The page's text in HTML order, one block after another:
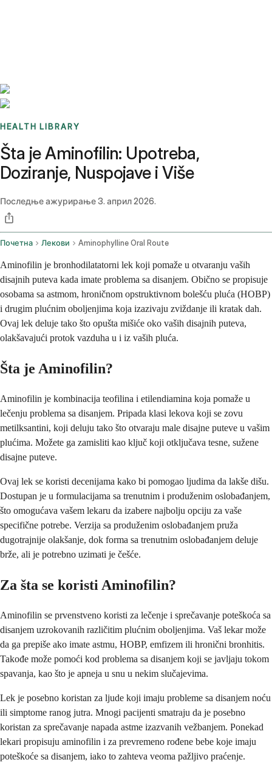
HEALTH LIBRARY
Šta je Aminofilin: Upotreba,
Doziranje, Nuspojave i Više
Последње ажурирање3. април 2026.
Почетна Лекови Aminophylline Oral Route
Aminofilin je bronhodilatatorni lek koji pomaže u otvaranju vaših
disajnih puteva kada imate problema sa disanjem. Obično se propisuje
osobama sa astmom, hroničnom opstruktivnom bolešću pluća (HOBP)
i drugim plućnim oboljenjima koja izazivaju zviždanje ili kratak dah.
Ovaj lek deluje tako što opušta mišiće oko vaših disajnih puteva,
olakšavajući protok vazduha u i iz vaših pluća.
Šta je Aminofilin?
Aminofilin je kombinacija teofilina i etilendiamina koja pomaže u
lečenju problema sa disanjem. Pripada klasi lekova koji se zovu
metilksantini, koji deluju tako što otvaraju male disajne puteve u vašim
plućima. Možete ga zamisliti kao ključ koji otključava tesne, sužene
disajne puteve.
Ovaj lek se koristi decenijama kako bi pomogao ljudima da lakše dišu.
Dostupan je u formulacijama sa trenutnim i produženim oslobađanjem,
što omogućava vašem lekaru da izabere najbolju opciju za vaše
specifične potrebe. Verzija sa produženim oslobađanjem pruža
dugotrajnije olakšanje, dok forma sa trenutnim oslobađanjem deluje
brže, ali je potrebno uzimati je češće.
Za šta se koristi Aminofilin?
Aminofilin se prvenstveno koristi za lečenje i sprečavanje poteškoća sa
disanjem uzrokovanih različitim plućnim oboljenjima. Vaš lekar može
da ga prepiše ako imate astmu, HOBP, emfizem ili hronični bronhitis.
Takođe može pomoći kod problema sa disanjem koji se javljaju tokom
spavanja, kao što je apneja u snu u nekim slučajevima.
Lek je posebno koristan za ljude koji imaju probleme sa disanjem noću
ili simptome ranog jutra. Mnogi pacijenti smatraju da je posebno
koristan za sprečavanje napada astme izazvanih vežbanjem. Ponekad
lekari propisuju aminofilin i za prevremeno rođene bebe koje imaju
poteškoće sa disanjem, iako to zahteva veoma pažljivo praćenje.